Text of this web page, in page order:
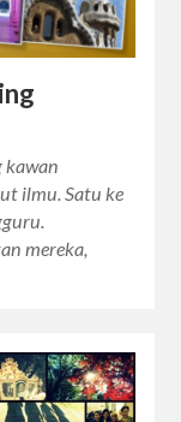
kawan
ilmu. Satu ke
mereka,